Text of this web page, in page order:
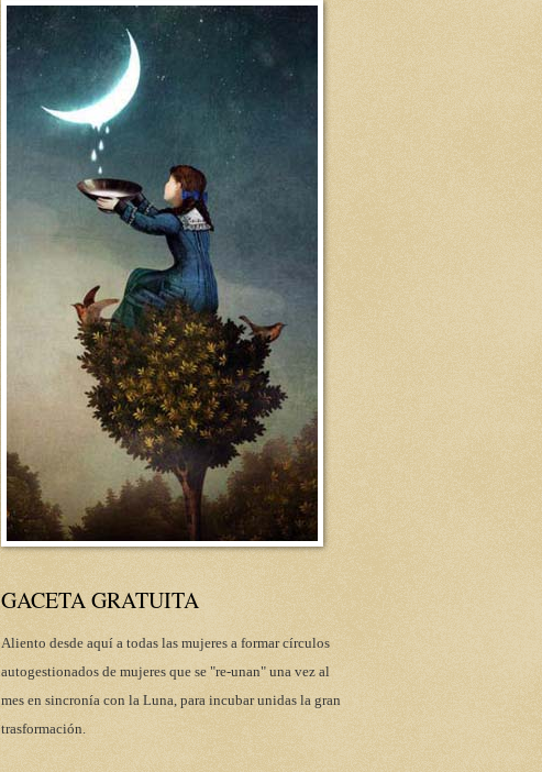
GACETA GRATUITA
Aliento desde aquí a todas las mujeres a formar círculos
autogestionados de mujeres que se "re-unan" una vez al
mes en sincronía con la Luna, para incubar unidas la gran
trasformación.